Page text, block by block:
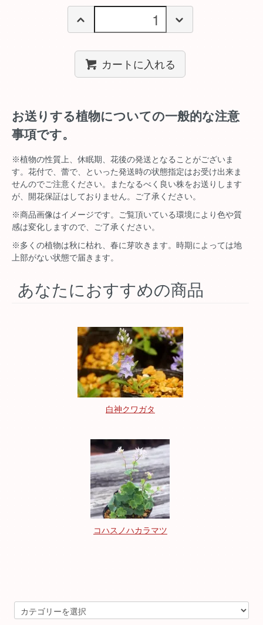
カートに入れる
お送りする植物についての一般的な注意
事項です。
※植物の性質上、休眠期、花後の発送となることがございま
す。花付で、蕾で、といった発送時の状態指定はお受け出来ま
せんのでご注意ください。またなるべく良い株をお送りします
が、開花保証はしておりません。ご了承ください。
※商品画像はイメージです。ご覧頂いている環境により色や質
感は変化しますので、ご了承ください。
※多くの植物は秋に枯れ、春に芽吹きます。時期によっては地
上部がない状態で届きます。
あなたにおすすめの商品
白神クワガタ
コハスノハカラマツ